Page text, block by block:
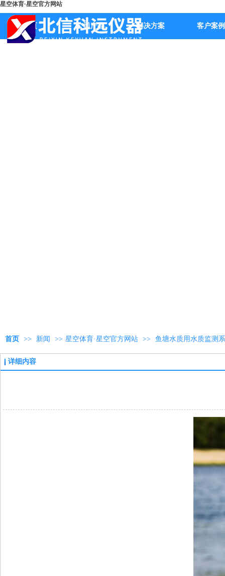
星空体育·星空官方网站
首页 公司产品 解决方案 客户案例
首页 >> 新闻 >> 星空体育·星空官方网站 >> 鱼塘水质用水质监测
详细内容